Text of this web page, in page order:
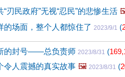
刃民政府”无视“忍民”的悲惨生活
的场面，整个人都惊住了 2023/9/1 (
的封号——总负责师 2023/8/31 (
令人震撼的真实故事 🖼️ 2023/8/31 (